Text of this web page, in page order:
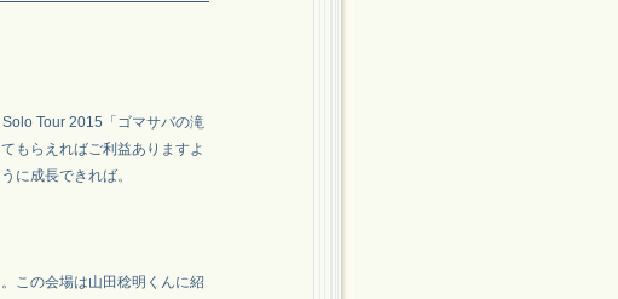
Tour 2015「ゴマサバの滝
もらえればご利益ありますよ
に成長できれば。
この会場は山田稔明くんに紹